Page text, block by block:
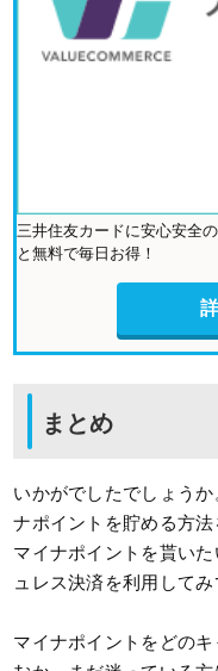
三井住友カードに安心安全
と無料で毎日お得！
まとめ
いかがでしたでしょう
ナポイントを貯める方
マイナポイントを貰い
ュレス決済を利用して
マイナポイントをどの